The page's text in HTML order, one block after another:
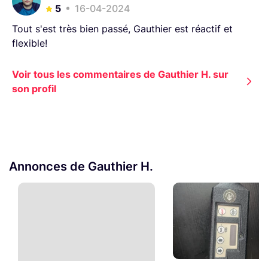
5
16-04-2024
Tout s'est très bien passé, Gauthier est réactif et
flexible!
Voir tous les commentaires de Gauthier H. sur
son profil
Annonces de Gauthier H.